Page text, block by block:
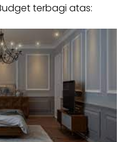
terbagi atas: